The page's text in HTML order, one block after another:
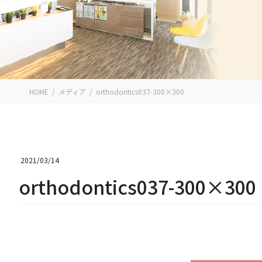
HOME メディア orthodontics037-300×300
2021/03/14
orthodontics037-300×300